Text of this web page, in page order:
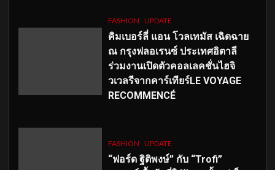
FASHION UPDATE
คิมเบอร์ลี่ แอน โวลเทมัส เฉิดฉาย
ณ กรุงฟลอเรนซ์ ประเทศอิตาลี
ร่วมงานเปิดตัวคอลเลคชั่นไฮจิ
วเวลรีจากคาร์เทียร์LE VOYAGE
RECOMMENCÉ
FASHION UPDATE
“ฟอร์ด ฐิติพงษ์” กับ “Trofi”